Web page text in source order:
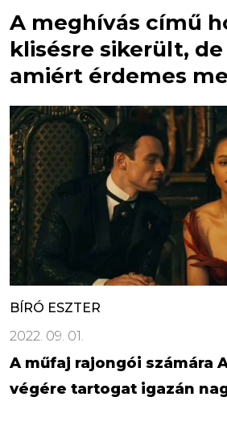
A meghívás című
klisésre sikerült, de
amiért érdemes
BÍRÓ ESZTER
2022. 09. 01.
A műfaj rajongói számára
végére tartogat igazán